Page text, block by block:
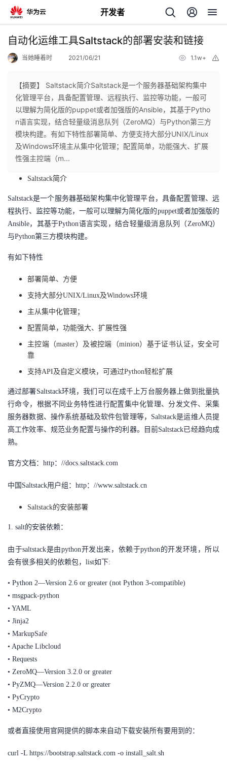
开发者
返
个
人
页
我
开
发
的
客
我
论
的
子
我
直
播
的
活
我
的
注
我
的
开
发
堂
程
认
证
的
实
验
我
的
收
我
的
Programs
我
的
我
术
支
持
云
声
建
议
自动化运维工具Saltstack的部署安装和链接
当她睡着时 2021/06/21 1.1w+
【摘要】 Saltstack简介Saltstack是一个服务器基础架构集中
化管理平台，具备配置管理、远程执行、监控等功能，一般可
以理解为简化版的puppet或者加强版的Ansible，其基于Pytho
n语言实现，结合轻量级消息队列（ZeroMQ）与Python第三方
模块构建。有如下特性部署简单、方便支持大部分UNIX/Linux
及Windows环境主从集中化管理；配置简单，功能强大、扩展
性强主控端（m...
Saltstack简介
Saltstack是一个服务器基础架构集中化管理平台，具备配置管理、远
程执行、监控等功能，一般可以理解为简化版的puppet或者加强版的
Ansible，其基于Python语言实现，结合轻量级消息队列（ZeroMQ）
与Python第三方模块构建。
有如下特性
部署简单、方便
支持大部分UNIX/Linux及Windows环境
主从集中化管理；
配置简单，功能强大、扩展性强
主控端（master）及被控端（minion）基于证书认证，安全可
靠
支持API及自定义模块，可通过Python轻松扩展
通过部署Saltstack环境，我们可以在成千上万台服务器上做到批量执
行命令，根据不同业务特性进行配置集中化管理、分发文件、采集
服务器数据、操作系统基础及软件包管理等，Saltstack是运维人员提
高工作效率、规范业务配置与操作的利器。目前Saltstack已经趋向成
熟。
官方文档： http：//docs.saltstack.com
中国 Saltstack用户组：http：//www.saltstack.cn
Saltstack的安装部署
1. salt的安装依赖：
由于saltstack是由python开发出来，依赖于python的开发环境，所以
会有很多相关的依赖包，list如下:
• Python 2—Version 2.6 or greater (not Python 3-compatible)
• msgpack-python
• YAML
• Jinja2
• MarkupSafe
• Apache Libcloud
• Requests
• ZeroMQ—Version 3.2.0 or greater
• PyZMQ—Version 2.2.0 or greater
• PyCrypto
• M2Crypto
或者直接使用官网提供的脚本来自动下载安装所有要用到的：
curl -L https://bootstrap.saltstack.com -o install_salt.sh